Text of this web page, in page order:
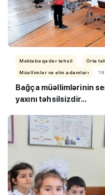
Məktəbəqədər təhsil Orta
Müəllimlər və elm adamları
Bağça müəllimlərinin
yaxını təhsilsizdir...